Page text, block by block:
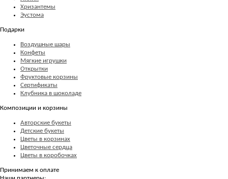
Хризантемы
Эустома
Подарки
Воздушные шары
Конфеты
Мягкие игрушки
Открытки
Фруктовые корзины
Сертификаты
Клубника в шоколаде
Композиции и корзины
Авторские букеты
Детские букеты
Цветы в корзинах
Цветочные сердца
Цветы в коробочках
Принимаем к оплате